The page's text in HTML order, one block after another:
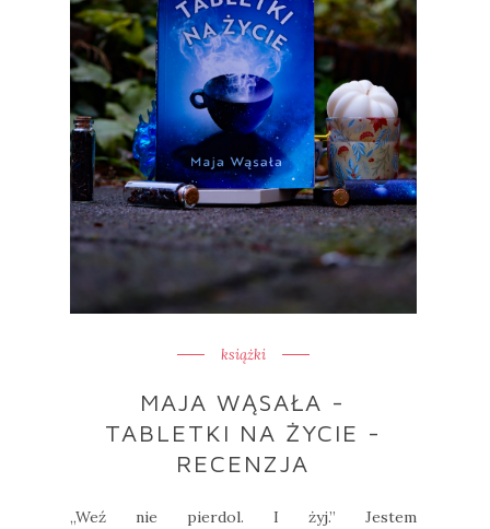
książki
MAJA WĄSAŁA -
TABLETKI NA ŻYCIE -
RECENZJA
„Weź nie pierdol. I żyj.” Jestem